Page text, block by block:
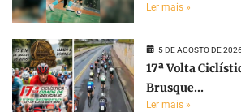
Ler mais »
5 DE AGOSTO DE 2026
17ª Volta
Brusque...
Ler mais »